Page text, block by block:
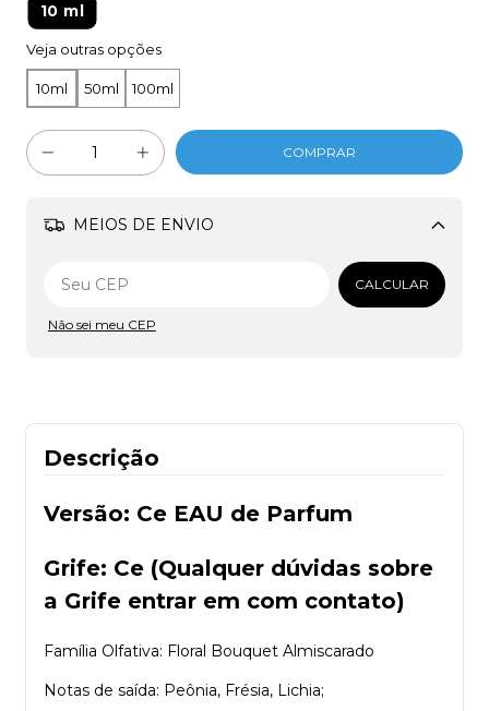
10 ml
Veja outras opções
10ml 50ml 100ml
MEIOS DE ENVIO
Alterar CEP
CALCULAR
Não sei meu CEP
Descrição
Versão: Ce EAU de Parfum
Grife: Ce (Qualquer dúvidas sobre
a Grife entrar em com contato)
Família Olfativa: Floral Bouquet Almiscarado
Notas de saída: Peônia, Frésia, Lichia;